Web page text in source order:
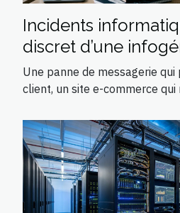
Incidents
discret d’une
Une panne de messagerie
client, un site e-commerce qui